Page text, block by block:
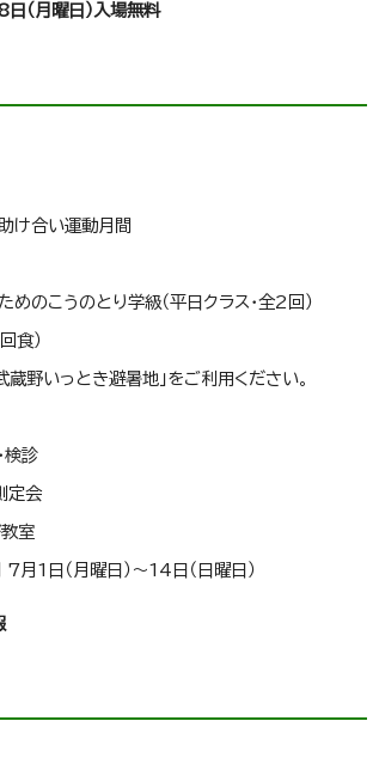
（月曜日）入場無料
け合い運動月間
めのこうのとり学級（平日クラス・全2回）
食）
蔵野いっとき避暑地」をご利用ください。
検診
定会
室
月1日（月曜日）～14日（日曜日）